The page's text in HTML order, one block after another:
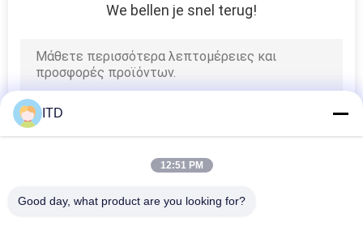
τραχύ όργανο
ελέγχου LCD
We bellen je snel terug!
ITD
12:51 PM
Good day, what product are you looking for?